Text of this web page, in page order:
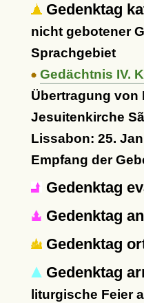
Gedenktag
nicht gebotener
Sprachgebiet
Gedächtnis IV.
Übertragung von
Jesuitenkirche
Lissabon: 25.
Empfang der
Gedenktag
Gedenktag
Gedenktag
Gedenktag
liturgische Feier